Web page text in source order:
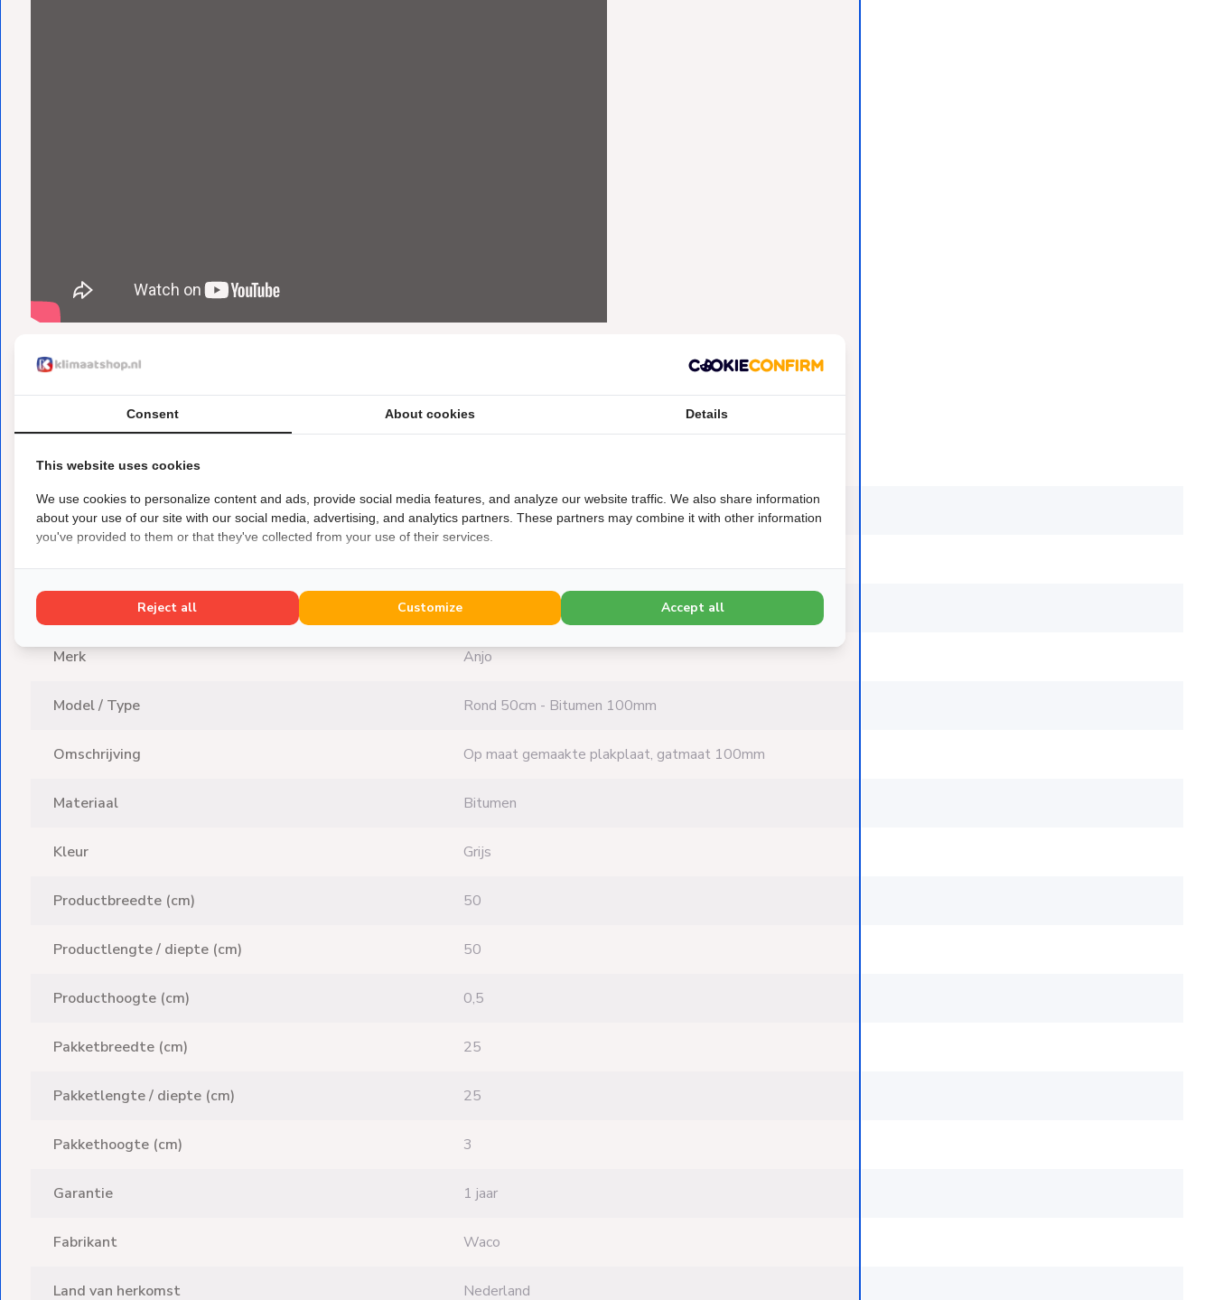
Productdetails
SKU 906.0051
▼ Algemene gegevens
Merk Anjo
Model / Type Rond 50cm - Bitumen 100mm
Omschrijving Op maat gemaakte plakplaat, gatmaat 100mm
Materiaal Bitumen
Kleur Grijs
Productbreedte (cm) 50
Productlengte / diepte (cm) 50
Producthoogte (cm) 0,5
Pakketbreedte (cm) 25
Pakketlengte / diepte (cm) 25
Pakkethoogte (cm) 3
Garantie 1 jaar
Fabrikant Waco
Land van herkomst Nederland
Consent About cookies Details
This website uses cookies
We use cookies to personalize content and ads, provide social media features, and analyze our website traffic. We also share information
about your use of our site with our social media, advertising, and analytics partners. These partners may combine it with other information
you've provided to them or that they've collected from your use of their services.
Reject all Customize Accept all